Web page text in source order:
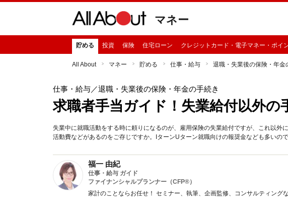
マネー
貯める 投資 保険 住宅ローン クレジットカード・電子マネー・ポイ
All About マネー 貯める 仕事・給与 退職・失業後の保険・年金
仕事・給与／退職・失業後の保険・年金の手続き
求職者手当ガイド！失業給付以外の
失業中に就職活動をする時に頼りになるのが、雇用保険の失業給付ですが、これ以外
活動費などがあるのをご存じですか。IターンUターン就職向けの報奨金なども多いの
福一 由紀
仕事・給与 ガイド
ファイナンシャルプランナー（CFP®）
家計のことならお任せ！ セミナー、執筆、企画監修、コンサルティング